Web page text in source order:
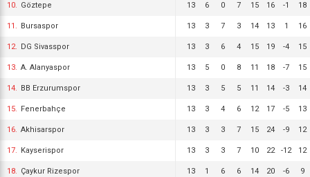
10. Göztepe 13 6 0 7 15 16 -1 18
11. Bursaspor 13 3 7 3 14 13 1 16
12. DG Sivasspor 13 3 6 4 15 19 -4 15
13. A. Alanyaspor 13 5 0 8 11 18 -7 15
14. BB Erzurumspor 13 3 5 5 11 14 -3 14
15. Fenerbahçe 13 3 4 6 12 17 -5 13
16. Akhisarspor 13 3 3 7 15 24 -9 12
17. Kayserispor 13 3 3 7 10 22 -12 12
18. Çaykur Rizespor 13 1 6 6 14 20 -6 9